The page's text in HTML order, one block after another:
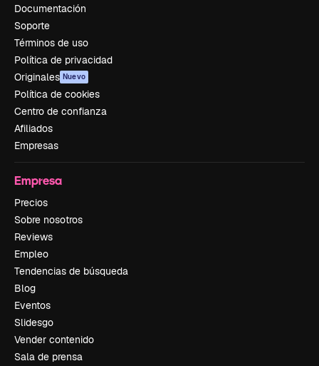
Documentación
Soporte
Términos de uso
Política de privacidad
Originales Nuevo
Política de cookies
Centro de confianza
Afiliados
Empresas
Empresa
Precios
Sobre nosotros
Reviews
Empleo
Tendencias de búsqueda
Blog
Eventos
Slidesgo
Vender contenido
Sala de prensa